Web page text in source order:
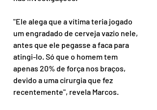
"Ele alega que a vítima teria jogado
um engradado de cerveja vazio nele,
antes que ele pegasse a faca para
atingi-lo. Só que o homem tem
apenas 20% de força nos braços,
devido a uma cirurgia que fez
recentemente", revela Marcos.